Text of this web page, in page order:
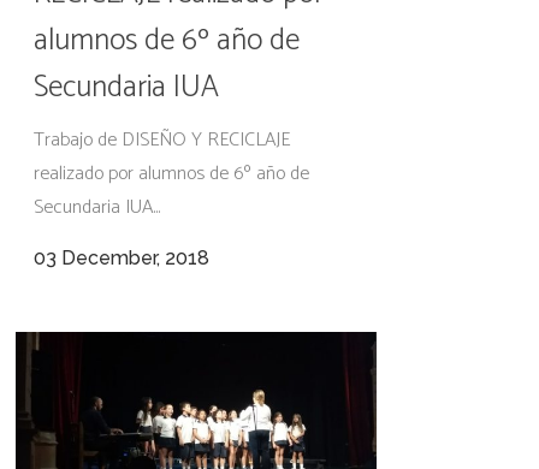
alumnos de 6º año de
Secundaria IUA
Trabajo de DISEÑO Y RECICLAJE
realizado por alumnos de 6º año de
Secundaria IUA...
03 December, 2018